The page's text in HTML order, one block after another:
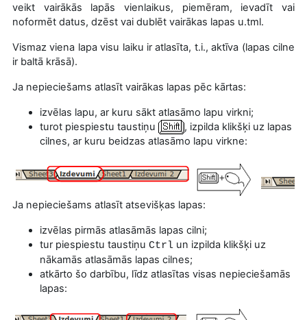
veikt vairākās lapās vienlaikus, piemēram, ievadīt vai
noformēt datus, dzēst vai dublēt vairākas lapas u.tml.
Vismaz viena lapa visu laiku ir atlasīta, t.i., aktīva (lapas cilne
ir baltā krāsā).
Ja nepieciešams atlasīt vairākas lapas pēc kārtas:
izvēlas lapu, ar kuru sākt atlasāmo lapu virkni;
turot piespiestu taustiņu
, izpilda klikšķi uz lapas
cilnes, ar kuru beidzas atlasāmo lapu virkne:
Ja nepieciešams atlasīt atsevišķas lapas:
izvēlas pirmās atlasāmās lapas cilni;
tur piespiestu taustiņu Ctrl un izpilda klikšķi uz
nākamās atlasāmās lapas cilnes;
atkārto šo darbību, līdz atlasītas visas nepieciešamās
lapas: